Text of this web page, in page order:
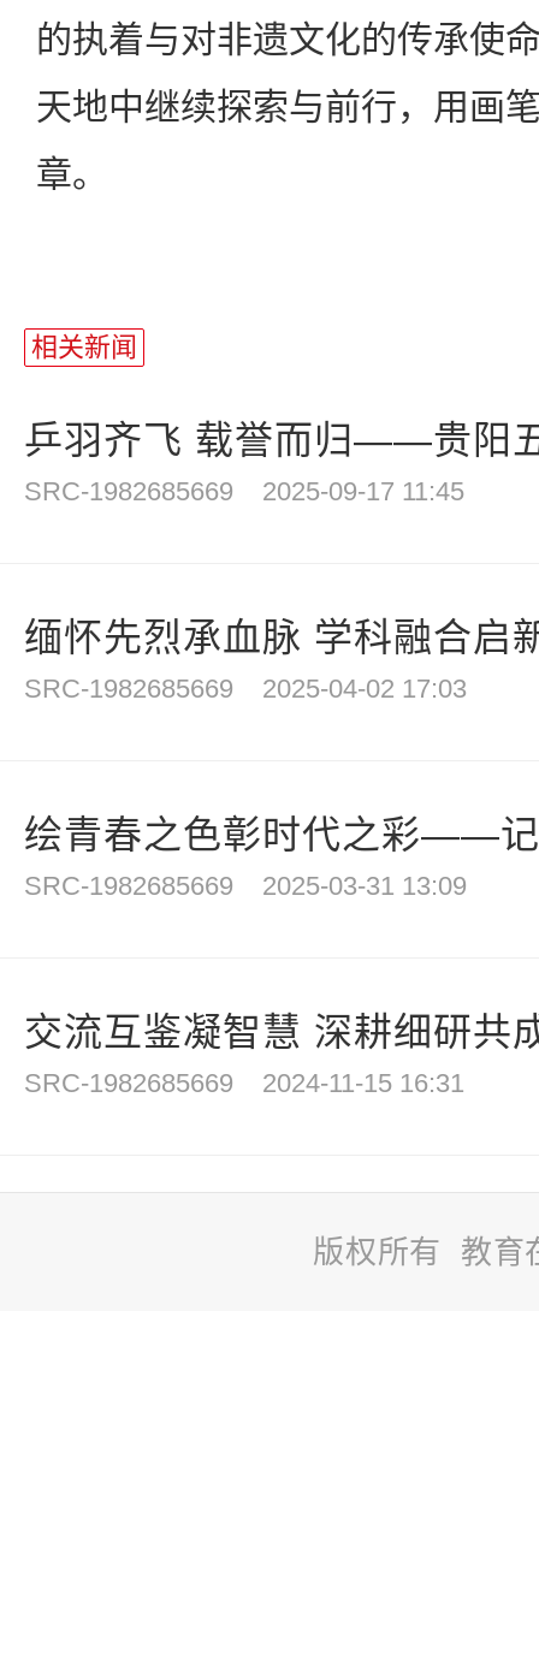
的执着与对非遗文化的传承使
天地中继续探索与前行，用画
章。
相关新闻
乒羽齐飞 载誉而归——贵阳
SRC-1982685669 2025-09-17 11:45
缅怀先烈承血脉 学科融合
SRC-1982685669 2025-04-02 17:03
绘青春之色彰时代之彩——
SRC-1982685669 2025-03-31 13:09
交流互鉴凝智慧 深耕细研
SRC-1982685669 2024-11-15 16:31
版权所有 教育